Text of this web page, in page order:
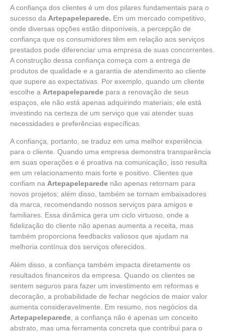
A confiança dos clientes é um dos pilares fundamentais para o
sucesso da Artepapeleparede. Em um mercado competitivo,
onde diversas opções estão disponíveis, a percepção de
confiança que os consumidores têm em relação aos serviços
prestados pode diferenciar uma empresa de suas concorrentes.
A construção dessa confiança começa com a entrega de
produtos de qualidade e a garantia de atendimento ao cliente
que supere as expectativas. Por exemplo, quando um cliente
escolhe a Artepapeleparede para a renovação de seus
espaços, ele não está apenas adquirindo materiais; ele está
investindo na certeza de um serviço que vai atender suas
necessidades e preferências específicas.
A confiança, portanto, se traduz em uma melhor experiência
para o cliente. Quando uma empresa demonstra transparência
em suas operações e é proativa na comunicação, isso resulta
em um relacionamento mais forte e positivo. Clientes que
confiam na Artepapeleparede não apenas retornam para
novos projetos; além disso, também se tornam embaixadores
da marca, recomendando nossos serviços para amigos e
familiares. Essa dinâmica gera um ciclo virtuoso, onde a
fidelização do cliente não apenas aumenta a receita, mas
também proporciona feedbacks valiosos que ajudam na
melhoria contínua dos serviços oferecidos.
Além disso, a confiança também impacta diretamente os
resultados financeiros da empresa. Quando os clientes se
sentem seguros para fazer um investimento em reformas e
decoração, a probabilidade de fechar negócios de maior valor
aumenta consideravelmente. Em resumo, nos negócios da
Artepapeleparede , a confiança não é apenas um conceito
abstrato, mas uma ferramenta concreta que contribui para o